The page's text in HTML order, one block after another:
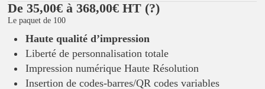
De 35,00€ à 368,00€ HT (?)
Le paquet de 100
Haute qualité d’impression
Liberté de personnalisation totale
Impression numérique Haute Résolution
Insertion de codes-barres/QR codes variables